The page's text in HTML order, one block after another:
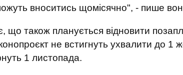
вноситись щомісячно", - пише
що також планується відновити
не встигнуть ухвалити до 1
1 листопада.